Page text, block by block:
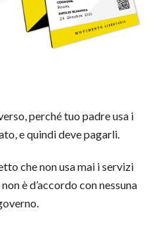
perché tuo padre usa i
e quindi deve pagarli.
che non usa mai i servizi
è d’accordo con nessuna